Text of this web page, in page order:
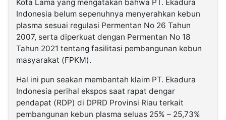
Kota Lama yang mengatakan bahwa PT. Ekadura
Indonesia belum sepenuhnya menyerahkan kebun
plasma sesuai regulasi Permentan No 26 Tahun
2007, serta diperkuat dengan Permentan No 18
Tahun 2021 tentang fasilitasi pembangunan kebun
masyarakat (FPKM).
Hal ini pun seakan membantah klaim PT. Ekadura
Indonesia perihal ekspos saat rapat dengar
pendapat (RDP) di DPRD Provinsi Riau terkait
pembangunan kebun plasma seluas 25% – 25,73%